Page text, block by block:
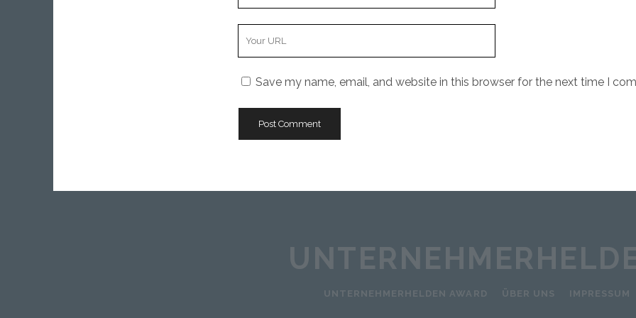
Save my name, email, and website in this browser for the next time I
UNTERNEHMERHELDEN AWARD ÜBER UNS IMPRESSUM